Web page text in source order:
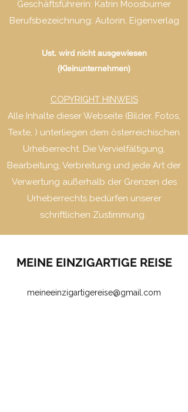
Geschäftsführerin: Katrin Moosburner
Berufsbezeichnung: Autorin, Eigenverlag
Ust. wird nicht ausgewiesen
(Kleinunternehmen)
COPYRIGHT HINWEIS
Alle Inhalte dieser Webseite (Bilder, Fotos,
Texte, ) unterliegen dem österreichischen
Urheberrecht. Die Vervielfältigung,
Bearbeitung, Verbreitung und jede Art der
Verwertung außerhalb der Grenzen des
Urheberrechts bedürfen unserer
schriftlichen Zustimmung.
MEINE EINZIGARTIGE REISE
meineeinzigartigereise@gmail.com